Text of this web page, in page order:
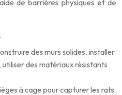
de barrières physiques et de
des murs solides, installer
des matériaux résistants
à cage pour capturer les rats